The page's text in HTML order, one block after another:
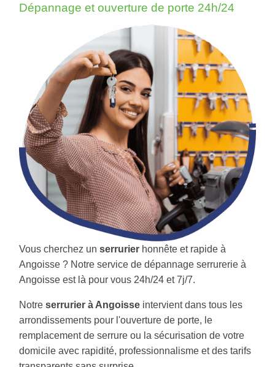
Dépannage et ouverture de porte 24h/24
Vous cherchez un serrurier honnête et rapide à
Angoisse ? Notre service de dépannage serrurerie à
Angoisse est là pour vous 24h/24 et 7j/7.
Notre serrurier à Angoisse intervient dans tous les
arrondissements pour l'ouverture de porte, le
remplacement de serrure ou la sécurisation de votre
domicile avec rapidité, professionnalisme et des tarifs